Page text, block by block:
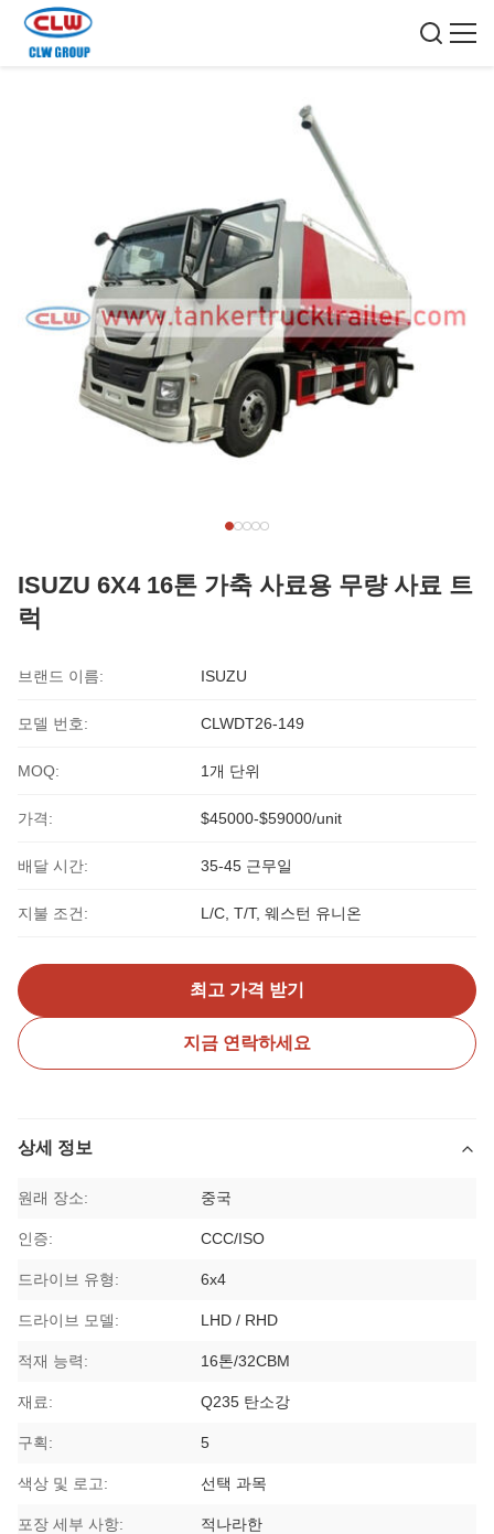
ISUZU 6X4 16톤 가축 사료용 무량 사료 트
럭
브랜드 이름: ISUZU
모델 번호: CLWDT26-149
MOQ: 1개 단위
가격: $45000-$59000/unit
배달 시간: 35-45 근무일
지불 조건: L/C, T/T, 웨스턴 유니온
최고 가격 받기
지금 연락하세요
상세 정보
원래 장소: 중국
인증: CCC/ISO
드라이브 유형: 6x4
드라이브 모델: LHD / RHD
적재 능력: 16톤/32CBM
재료: Q235 탄소강
구획: 5
색상 및 로고: 선택 과목
포장 세부 사항: 적나라한